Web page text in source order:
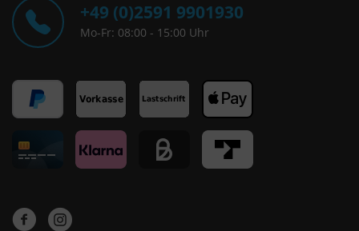
+49 (0)2591 9901930
Mo-Fr: 08:00 - 15:00 Uhr